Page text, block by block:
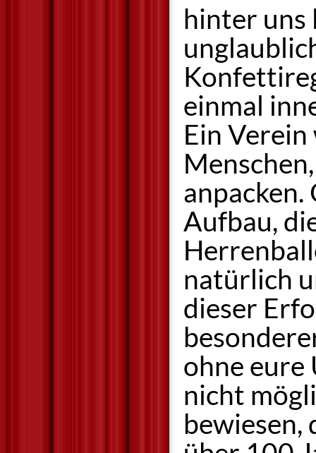
hinter uns
einmal
Ein
anpacken.
Aufbau,
natürlich
dieser
ohne eure
nicht
bewiesen,